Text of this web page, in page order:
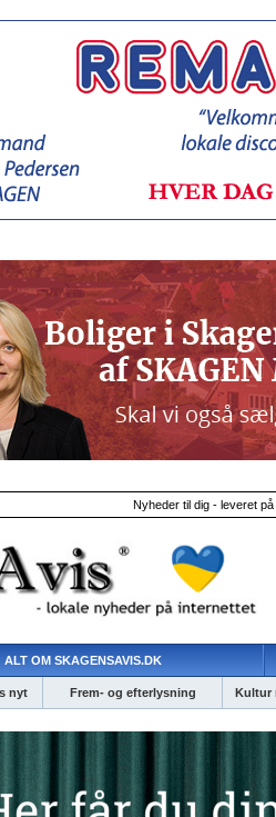
Nyheder til dig - leveret
ALT OM SKAGENSAVIS.DK
nyt Frem- og efterlysning Kultur